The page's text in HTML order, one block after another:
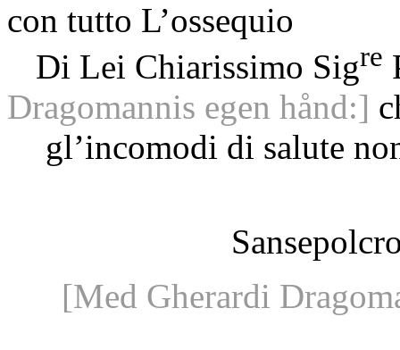
con tutto L’ossequio
Di Lei Chiarissimo Sigre
Dragomannis egen hånd:]
gl’incomodi di salute
[Med Gherardi